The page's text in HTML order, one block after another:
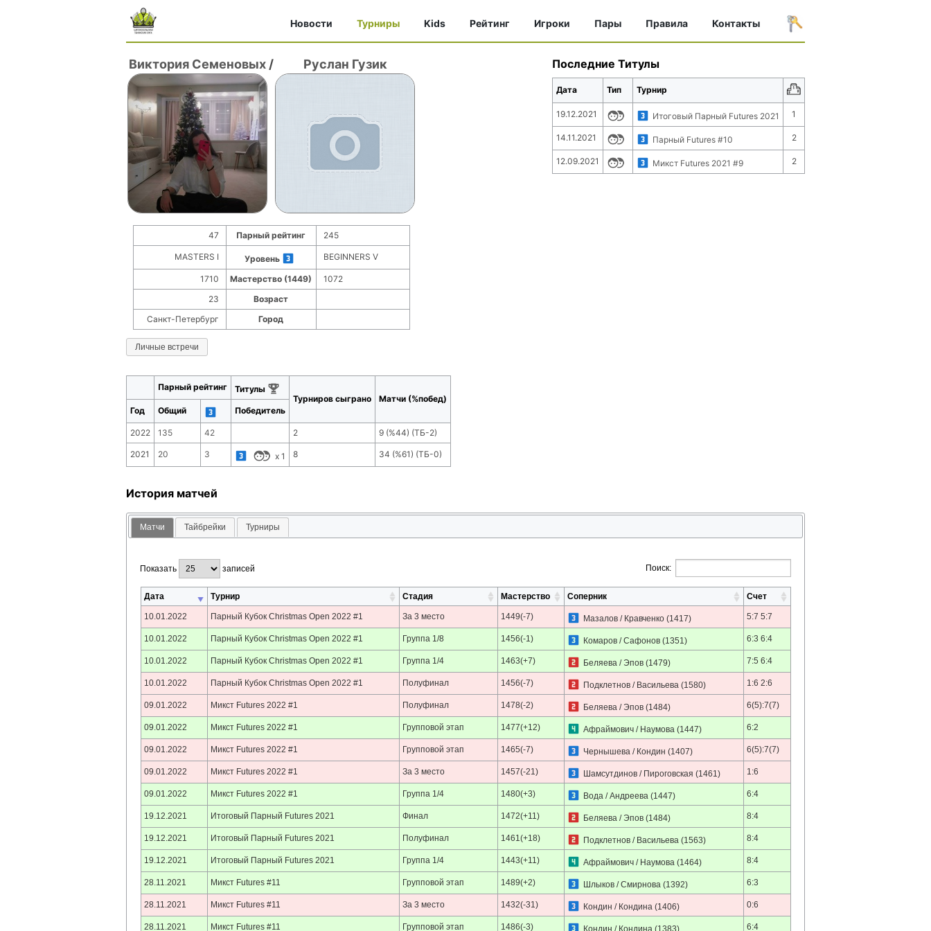
Новости Турниры Kids Рейтинг Игроки Пары Правила Контакты
Виктория Семеновых / Руслан Гузик
47 Парный рейтинг 245
MASTERS I Уровень BEGINNERS V
1710 Мастерство (1449)
1072
23
Возраст
Санкт-Петербург
Город
Последние Титулы
Дата Тип Турнир
19.12.2021 Итоговый Парный Futures 2021 1
14.11.2021 Парный Futures #10 2
12.09.2021 Микст Futures 2021 #9 2
Личные встречи
Парный рейтинг
Титулы
Турниров сыграно
Матчи (%побед)
Год
Общий Победитель
2022 135 42 2 9 (%44) (ТБ-2)
2021 20 3 x 1 8 34 (%61) (ТБ-0)
История матчей
Матчи Тайбрейки Турниры
Показать записей Поиск:
Дата Турнир Стадия Мастерство Соперник Счет
10.01.2022 Парный Кубок Christmas Open 2022 #1 За 3 место 1449(-7) Мазалов / Кравченко(1417) 5:7 5:7
10.01.2022 Парный Кубок Christmas Open 2022 #1 Группа 1/8 1456(-1) Комаров / Сафонов(1351) 6:3 6:4
10.01.2022 Парный Кубок Christmas Open 2022 #1 Группа 1/4 1463(+7) Беляева / Эпов(1479) 7:5 6:4
10.01.2022 Парный Кубок Christmas Open 2022 #1 Полуфинал 1456(-7) Подклетнов / Васильева(1580) 1:6 2:6
09.01.2022 Микст Futures 2022 #1 Полуфинал 1478(-2) Беляева / Эпов(1484) 6(5):7(7)
09.01.2022 Микст Futures 2022 #1 Групповой этап 1477(+12) Афраймович / Наумова(1447) 6:2
09.01.2022 Микст Futures 2022 #1 Групповой этап 1465(-7) Чернышева / Кондин (1407) 6(5):7(7)
09.01.2022 Микст Futures 2022 #1 За 3 место 1457(-21) Шамсутдинов / Пироговская (1461) 1:6
09.01.2022 Микст Futures 2022 #1 Группа 1/4 1480(+3) Вода / Андреева(1447) 6:4
19.12.2021 Итоговый Парный Futures 2021 Финал 1472(+11) Беляева / Эпов(1484) 8:4
19.12.2021 Итоговый Парный Futures 2021 Полуфинал 1461(+18) Подклетнов / Васильева(1563) 8:4
19.12.2021 Итоговый Парный Futures 2021 Группа 1/4 1443(+11) Афраймович / Наумова(1464) 8:4
28.11.2021 Микст Futures #11 Групповой этап 1489(+2) Шлыков / Смирнова(1392) 6:3
28.11.2021 Микст Futures #11 За 3 место 1432(-31) Кондин / Кондина(1406) 0:6
28.11.2021 Микст Futures #11 Групповой этап 1486(-3) 6:4